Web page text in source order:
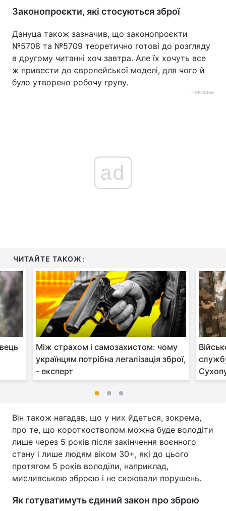
Законопроєкти, які стосуються зброї
Дануца також зазначив, що законопроєкти
№5708 та №5709 теоретично готові до розгляду
в другому читанні хоч завтра. Але їх хочуть все
ж привести до європейської моделі, для чого й
було утворено робочу групу.
Реклама
ad
ЧИТАЙТЕ ТАКОЖ:
Між страхом і самозахистом: чому
українцям потрібна легалізація зброї,
- експерт
Він також нагадав, що у них йдеться, зокрема,
про те, що короткостволом можна буде володіти
лише через 5 років після закінчення воєнного
стану і лише людям віком 30+, які до цього
протягом 5 років володіли, наприклад,
мисливською зброєю і не скоювали порушень.
Як готуватимуть єдиний закон про зброю